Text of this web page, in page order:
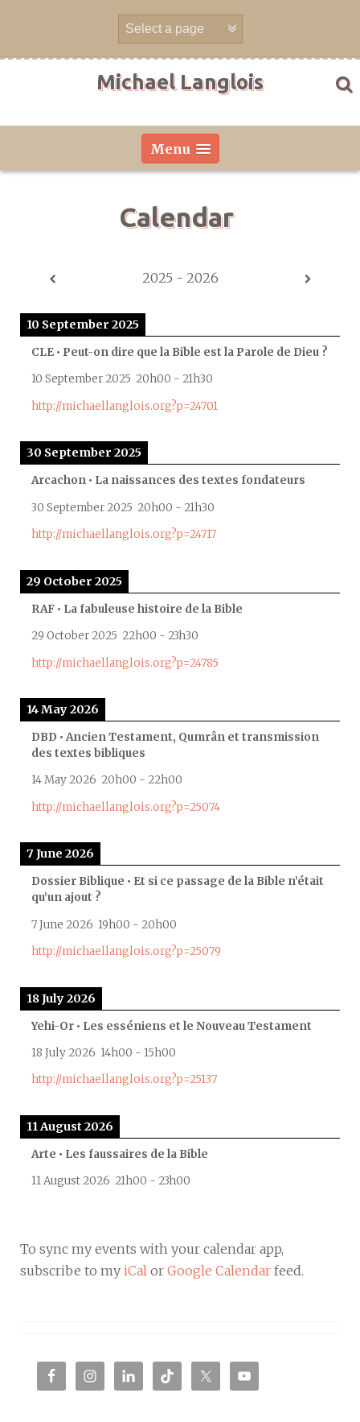
Michael Langlois
Menu
Calendar
2025 - 2026
10 September 2025
CLE • Peut-on dire que la Bible est la Parole de Dieu ?
10 September 2025 20h00 - 21h30
http://michaellanglois.org?p=24701
30 September 2025
Arcachon • La naissances des textes fondateurs
30 September 2025 20h00 - 21h30
http://michaellanglois.org?p=24717
29 October 2025
RAF • La fabuleuse histoire de la Bible
29 October 2025 22h00 - 23h30
http://michaellanglois.org?p=24785
14 May 2026
DBD • Ancien Testament, Qumrân et transmission
des textes bibliques
14 May 2026 20h00 - 22h00
http://michaellanglois.org?p=25074
7 June 2026
Dossier Biblique • Et si ce passage de la Bible n’était
qu’un ajout ?
7 June 2026 19h00 - 20h00
http://michaellanglois.org?p=25079
18 July 2026
Yehi-Or • Les esséniens et le Nouveau Testament
18 July 2026 14h00 - 15h00
http://michaellanglois.org?p=25137
11 August 2026
Arte • Les faussaires de la Bible
11 August 2026 21h00 - 23h00
To sync my events with your calendar app,
subscribe to my iCal or Google Calendar feed.